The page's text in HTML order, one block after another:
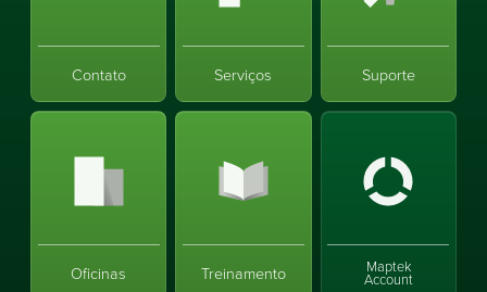
Contato Serviços Suporte
Oficinas Treinamento Maptek
Account